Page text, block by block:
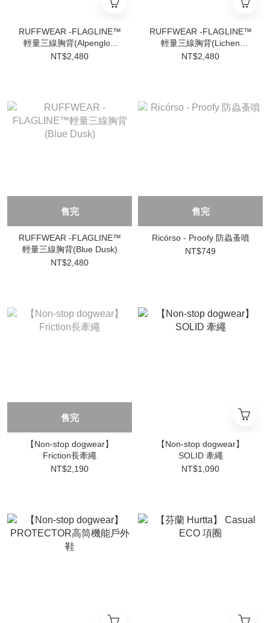
RUFFWEAR -FLAGLINE™
輕量三線胸背(Alpenglow
Pink)
NT$2,480
RUFFWEAR -FLAGLINE™
輕量三線胸背(Lichen
Green)
NT$2,480
售完
RUFFWEAR -FLAGLINE™
輕量三線胸背(Blue Dusk)
NT$2,480
售完
Ricórso - Proofy 防蟲蚤噴
NT$749
售完
【Non-stop dogwear】
Friction長牽繩
NT$2,190
【Non-stop dogwear】
SOLID 牽繩
NT$1,090